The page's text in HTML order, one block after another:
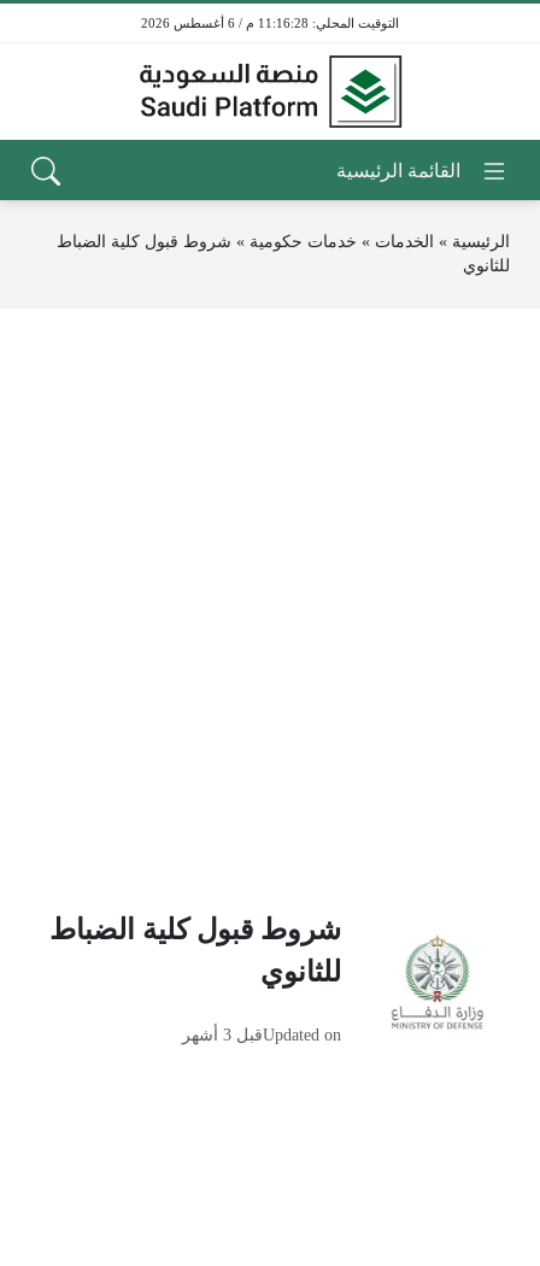
11:16:28 م / 6 أغسطس 2026
الرئيسية » الخدمات » خدمات حكومية » شروط قبول كلية الضباط
للثانوي
شروط قبول كلية الضباط
للثانوي
Updated onقبل 3 أشهر